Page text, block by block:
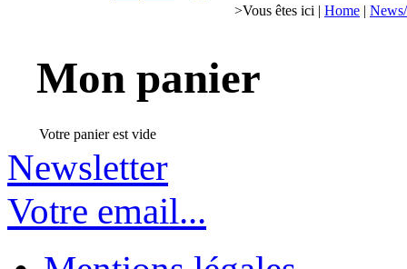
>Vous êtes ici | Home |
Mon panier
Votre panier est vide
Newsletter
Votre email...